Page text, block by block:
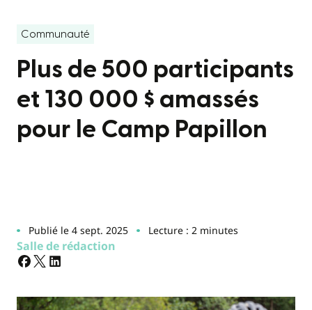
Communauté
Plus de 500 participants
et 130 000 $ amassés
pour le Camp Papillon
Publié le 4 sept. 2025 Lecture : 2 minutes
Salle de rédaction